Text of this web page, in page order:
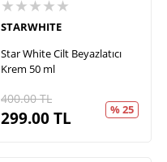
★★★★★
STARWHITE
Star White Cilt Beyazlatıcı
Krem 50 ml
400.00TL
299.00TL % 25